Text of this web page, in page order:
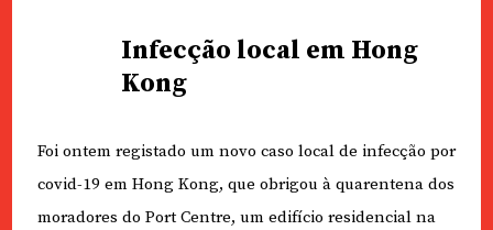
Infecção local em Hong
Kong
Foi ontem registado um novo caso local de infecção por
covid-19 em Hong Kong, que obrigou à quarentena dos
moradores do Port Centre, um edifício residencial na